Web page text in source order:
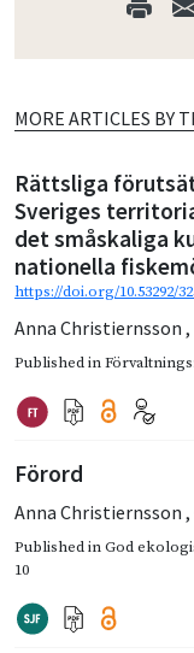
MORE ARTICLES BY
Rättsliga
Sveriges
det småskaliga
nationella
https://doi.org/10.53292/
Anna Christiernsson ,
Published in
Förord
Anna Christiernsson ,
Published inGod
10